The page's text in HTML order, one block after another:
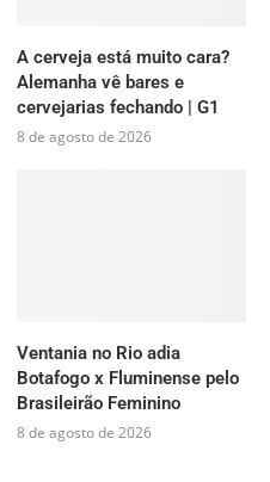
A cerveja está muito cara?
Alemanha vê bares e
cervejarias fechando | G1
8 de agosto de 2026
Ventania no Rio adia
Botafogo x Fluminense pelo
Brasileirão Feminino
8 de agosto de 2026